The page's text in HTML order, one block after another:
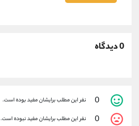
0 دیدگاه
0 نفر این مطلب برایشان مفید بوده است.
0 نفر این مطلب برایشان مفید نبوده است.